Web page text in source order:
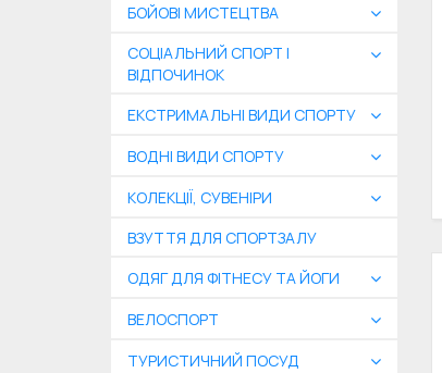
БОЙОВІ МИСТЕЦТВА
СОЦІАЛЬНИЙ СПОРТ І
ВІДПОЧИНОК
ЕКСТРИМАЛЬНІ ВИДИ СПОРТУ
ВОДНІ ВИДИ СПОРТУ
КОЛЕКЦІЇ, СУВЕНІРИ
ВЗУТТЯ ДЛЯ СПОРТЗАЛУ
ОДЯГ ДЛЯ ФІТНЕСУ ТА ЙОГИ
ВЕЛОСПОРТ
ТУРИСТИЧНИЙ ПОСУД